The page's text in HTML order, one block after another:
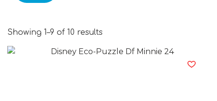
Showing 1–9 of 10 results